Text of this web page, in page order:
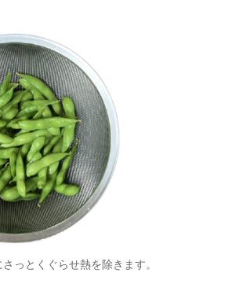
っとくぐらせ熱を除きます。